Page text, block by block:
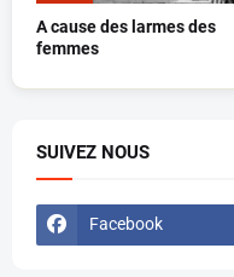
A cause des larmes des
femmes
SUIVEZ NOUS
Facebook